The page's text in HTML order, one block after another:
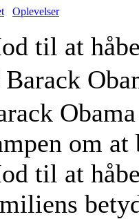
Oplevelser
til at
Barack
om
til at